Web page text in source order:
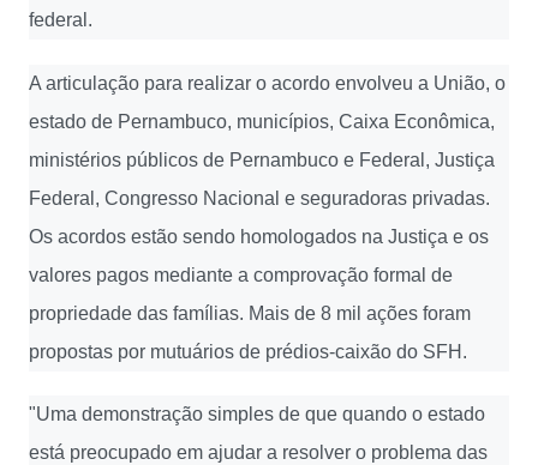
federal.
A articulação para realizar o acordo envolveu a União, o
estado de Pernambuco, municípios, Caixa Econômica,
ministérios públicos de Pernambuco e Federal, Justiça
Federal, Congresso Nacional e seguradoras privadas.
Os acordos estão sendo homologados na Justiça e os
valores pagos mediante a comprovação formal de
propriedade das famílias. Mais de 8 mil ações foram
propostas por mutuários de prédios-caixão do SFH.
"Uma demonstração simples de que quando o estado
está preocupado em ajudar a resolver o problema das